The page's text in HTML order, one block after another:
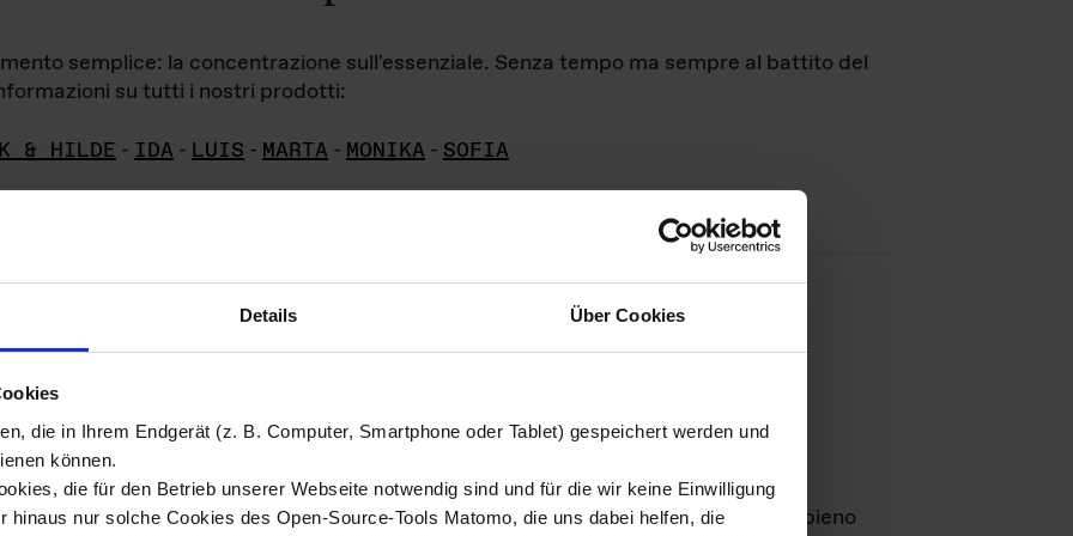
Details Über Cookies
die in Ihrem Endgerät (z. B. Computer, Smartphone oder Tablet) gespeichert werden und
können.
die für den Betrieb unserer Webseite notwendig sind und für die wir keine Einwilligung
hinaus nur solche Cookies des Open-Source-Tools Matomo, die uns dabei helfen, die
semplice: la concentrazione sull'essenziale. Senza tempo ma sempre al battito del
su tutti i nostri prodotti:
& HILDE - IDA - LUIS - MARTA - MONIKA - SOFIA
di immagini
materiale fotografico sono detenuti daDas ganze LebenGmbH e rimangono in pieno